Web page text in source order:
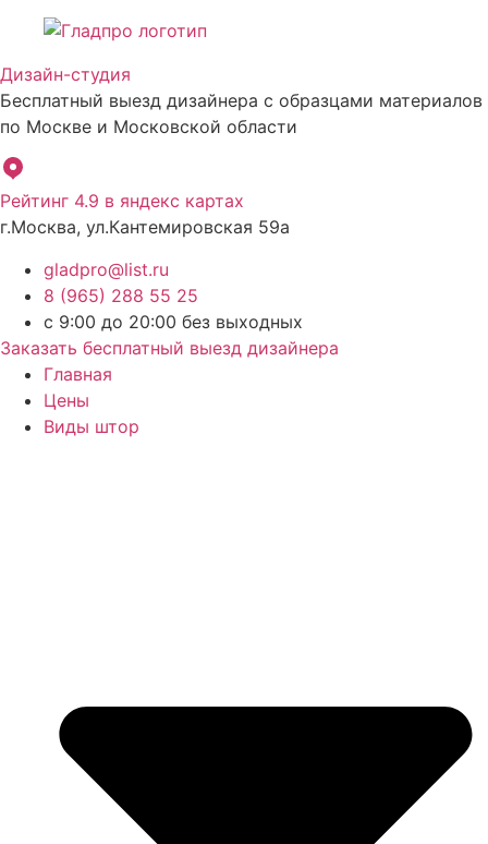
Перейти
содержимому
Дизайн-студия
Бесплатный выезд дизайнера с образцами материалов
по Москве и Московской области
Рейтинг 4.9 в яндекс картах
г.Москва, ул.Кантемировская 59а
gladpro@list.ru
8 (965) 288 55 25
с 9:00 до 20:00 без выходных
Заказать бесплатный выезд дизайнера
Главная
Цены
Виды штор